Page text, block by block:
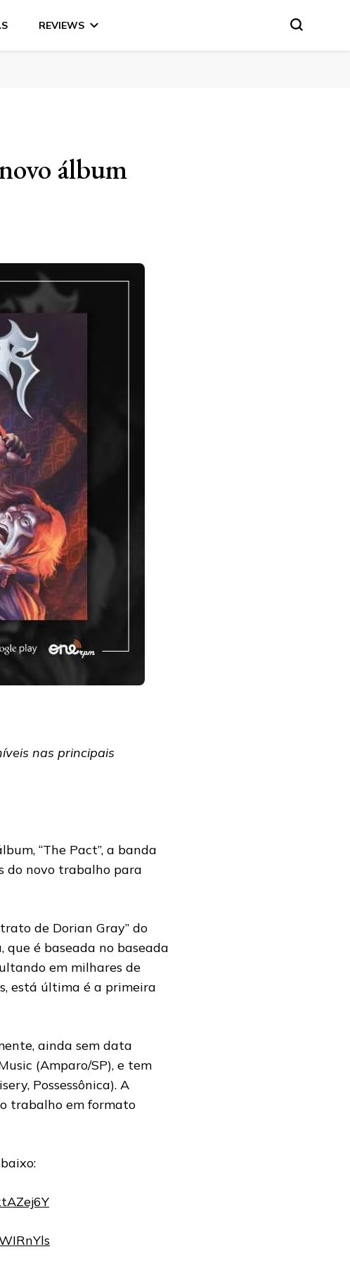
REVIEWS
álbum
nas principais
“The Pact”, a banda
do novo trabalho para
de Dorian Gray” do
é baseada no baseada
em milhares de
está última é a primeira
ainda sem data
(Amparo/SP), e tem
Possessônica). A
trabalho em formato